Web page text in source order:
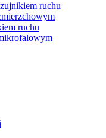
ruchu
ruchu